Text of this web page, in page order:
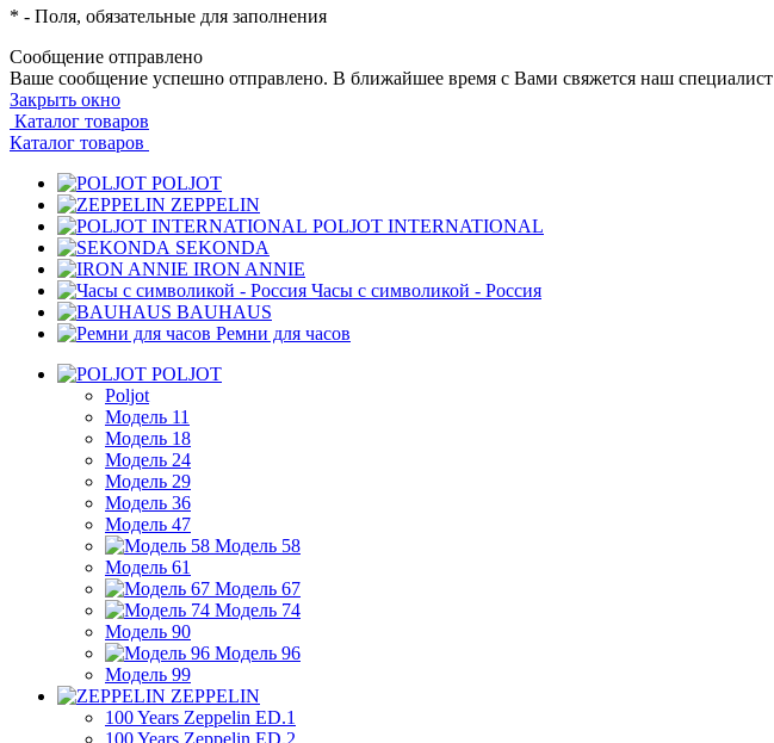
* - Поля, обязательные для заполнения
Сообщение отправлено
Ваше сообщение успешно отправлено. В ближайшее время с Вами свяжется наш специалист
Закрыть окно
Каталог товаров
Каталог товаров
POLJOT
ZEPPELIN
POLJOT INTERNATIONAL
SEKONDA
IRON ANNIE
Часы с символикой - Россия
BAUHAUS
Ремни для часов
POLJOT
Poljot
Модель 11
Модель 18
Модель 24
Модель 29
Модель 36
Модель 47
Модель 58
Модель 61
Модель 67
Модель 74
Модель 90
Модель 96
Модель 99
ZEPPELIN
100 Years Zeppelin ED.1
100 Years Zeppelin ED.2